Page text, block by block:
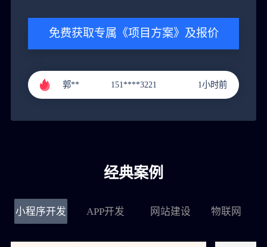
免费获取专属《项目方案》及报价
黄** 151****9288 4小时前
李** 131****9211 2小时前
151****3221
经典案例
小程序开发 APP开发 网站建设 物联网